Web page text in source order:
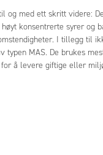
og med ett skritt videre:
konsentrerte syrer og
I tillegg til
typen MAS. De brukes
å levere giftige eller